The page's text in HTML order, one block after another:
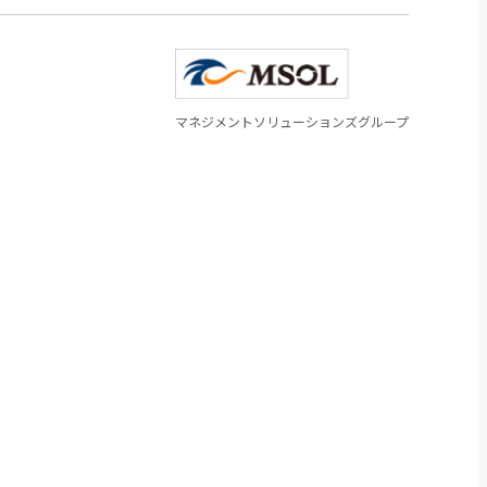
マネジメントソリューションズグループ